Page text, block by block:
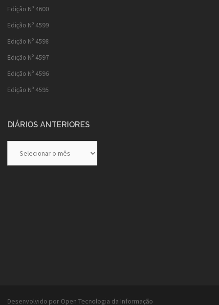
Edição Nº 4600
Edição Nº 4599
Edição Nº 4598
Edição Nº 4597
Edição Nº 4596
Edição Nº 4595
DIÁRIOS ANTERIORES
Anteriores
Desenvolvido por Open Tecnologia da Informação